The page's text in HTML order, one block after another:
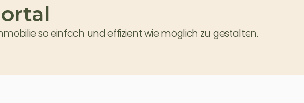
so einfach und effizient wie möglich zu gestalten.